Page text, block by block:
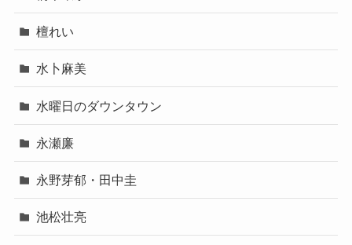
檀れい
水卜麻美
水曜日のダウンタウン
永瀬廉
永野芽郁・田中圭
池松壮亮